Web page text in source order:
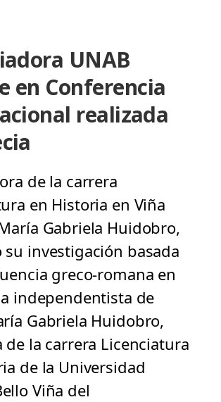
UNAB
en Conferencia
realizada
de la carrera
en Historia en Viña
Gabriela Huidobro,
su investigación basada
greco-romana en
independentista de
Gabriela Huidobro,
de la carrera Licenciatura
de la Universidad
Viña del